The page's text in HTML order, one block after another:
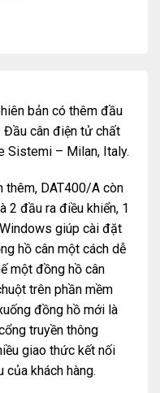
bản có thêm đầu
Đầu cân điện tử chất
Sistemi – Milan, Italy.
thêm, DAT400/A còn
2 đầu ra điều khiển, 1
giúp cài đặt
hồ cân một cách dễ
một đồng hồ cân
trên phần mềm
đồng hồ mới là
truyền thông
giao thức kết nối
khách hàng.